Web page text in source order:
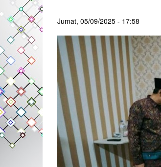
Jumat, 05/09/2025 - 17:58